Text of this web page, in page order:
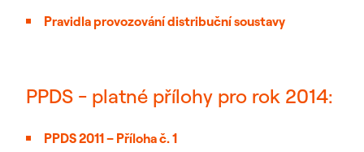
Pravidla provozování distribuční soustavy
PPDS - platné přílohy pro rok 2014:
PPDS 2011 – Příloha č. 1